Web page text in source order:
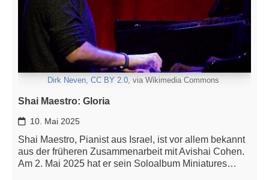
Dirk Neven, CC BY 2.0, via Wikimedia Commons
Shai Maestro: Gloria
10. Mai 2025
Shai Maestro, Pianist aus Israel, ist vor allem bekannt
aus der früheren Zusammenarbeit mit Avishai Cohen.
Am 2. Mai 2025 hat er sein Soloalbum Miniatures…